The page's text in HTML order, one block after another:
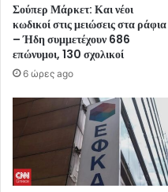
Σούπερ Μάρκετ: Και νέοι
κωδικοί στις μειώσεις στα ράφια
– Ήδη συμμετέχουν 686
επώνυμοι, 130 σχολικοί
6 ώρες ago